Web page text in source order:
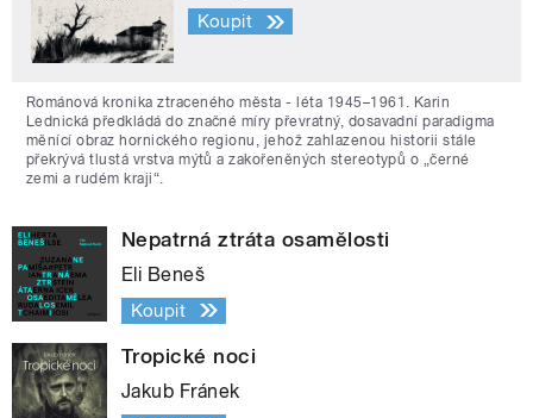
Koupit
Románová kronika ztraceného města - léta 1945–1961. Karin
Lednická předkládá do značné míry převratný, dosavadní paradigma
měnící obraz hornického regionu, jehož zahlazenou historii stále
překrývá tlustá vrstva mýtů a zakořeněných stereotypů o „černé
zemi a rudém kraji“.
Nepatrná ztráta osamělosti
Eli Beneš
Koupit
Tropické noci
Jakub Fránek